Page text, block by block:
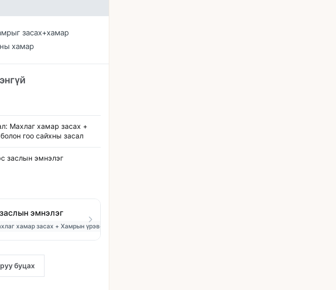
засах+хамар
хамар
Махлаг хамар засах +
гоо сайхны засал
заслын эмнэлэг
эмнэлэг
хамар засах + Хамрын үрэвсэл болон гоо сайхны засал
буцах